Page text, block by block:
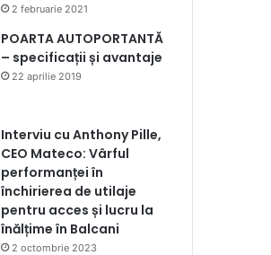
2 februarie 2021
POARTA AUTOPORTANTĂ
– specificații și avantaje
22 aprilie 2019
Interviu cu Anthony Pille,
CEO Mateco: Vârful
performanței în
închirierea de utilaje
pentru acces și lucru la
înălțime în Balcani
2 octombrie 2023